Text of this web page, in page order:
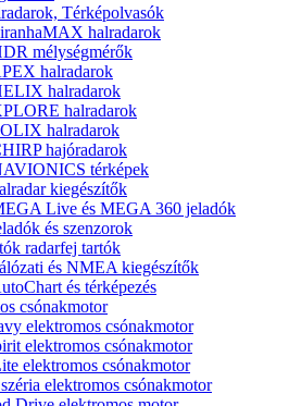
Térképolvasók
halradarok
mélységmérők
halradarok
halradarok
halradarok
halradarok
hajóradarok
térképek
kiegészítők
Live és MEGA 360 jeladók
és szenzorok
radarfej tartók
és NMEA kiegészítők
és térképezés
csónakmotor
elektromos csónakmotor
elektromos csónakmotor
elektromos csónakmotor
elektromos csónakmotor